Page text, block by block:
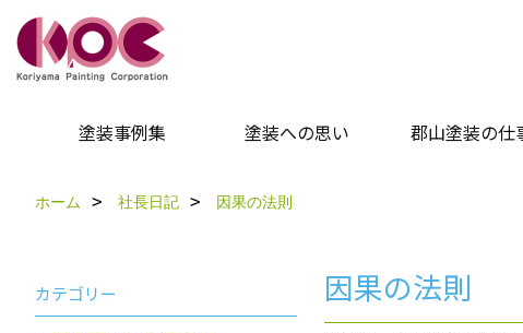
塗装事例集 塗装への思い 郡山塗装の仕
ホーム 社長日記 因果の法則
因果の法則
カテゴリー